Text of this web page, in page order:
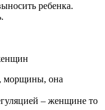
ребенка.
морщины, она
– женщине то